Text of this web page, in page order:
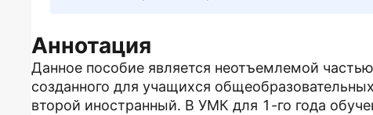
Аннотация
Данное пособие является неотъемлемой
созданного для учащихся
второй иностранный. В УМК для 1-го года